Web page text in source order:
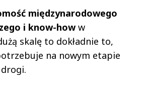
międzynarodowego
i know-howw
skalę to dokładnie to,
na nowym etapie